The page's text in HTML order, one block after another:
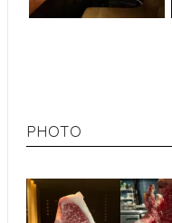
PHOTO